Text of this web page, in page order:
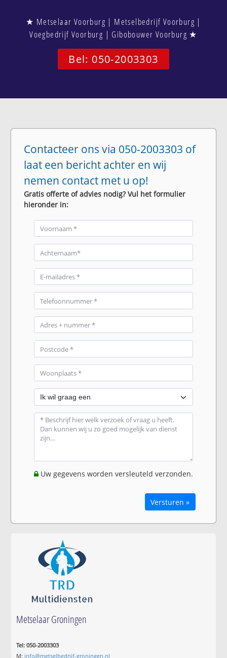
★ Metselaar Voorburg | Metselbedrijf Voorburg |
Voegbedrijf Voorburg | Gibobouwer Voorburg ★
Bel: 050-2003303
Contacteer ons via 050-2003303 of
laat een bericht achter en wij
nemen contact met u op!
Gratis offerte of advies nodig? Vul het formulier
hieronder in:
Uw gegevens worden versleuteld verzonden.
Versturen »
Metselaar Groningen
Tel: 050-2003303
M: info@metselbedrijf-groningen.nl